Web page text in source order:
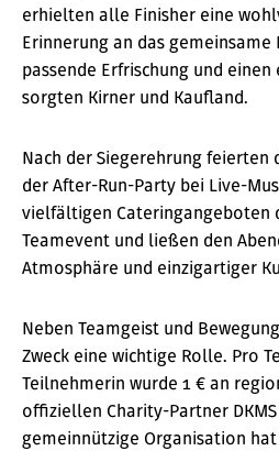
erhielten alle Finisher eine
Erinnerung an das gemeinsame
passende Erfrischung und
sorgten Kirner und Kaufland.
Nach der Siegerehrung feierten
der After-Run-Party bei Live-
vielfältigen Cateringangeboten
Teamevent und ließen den
Atmosphäre und einzigartiger
Neben Teamgeist und
Zweck eine wichtige Rolle. Pro
Teilnehmerin wurde 1 € an
offiziellen Charity-Partner
gemeinnützige Organisation hat